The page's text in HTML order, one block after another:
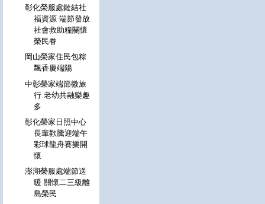
彰化榮服處鏈結社
福資源 端節發放
社會救助糧關懷
榮民眷
岡山榮家住民包粽
飄香慶端陽
中彰榮家端節微旅
行 老幼共融樂趣
多
彰化榮家日照中心
長輩歡騰迎端午
彩球龍舟賽樂開
懷
澎湖榮服處端節送
暖 關懷二三級離
島榮民